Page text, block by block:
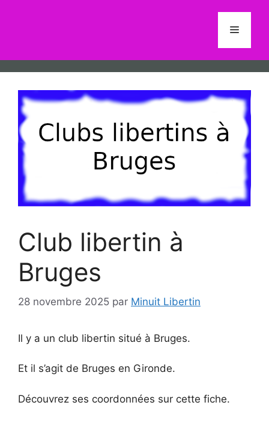
Menu
Club libertin à
Bruges
28 novembre 2025 par Minuit Libertin
Il y a un club libertin situé à Bruges.
Et il s’agit de Bruges en Gironde.
Découvrez ses coordonnées sur cette fiche.